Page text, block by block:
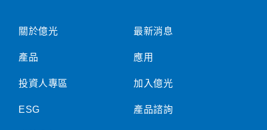
關於億光
產品
投資人專區
ESG
最新消息
應用
加入億光
產品諮詢